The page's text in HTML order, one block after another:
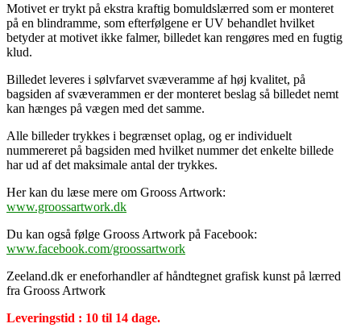
Motivet er trykt på ekstra kraftig bomuldslærred som er monteret
på en blindramme, som efterfølgene er UV behandlet hvilket
betyder at motivet ikke falmer, billedet kan rengøres med en fugtig
klud.
Billedet leveres i sølvfarvet svæveramme af høj kvalitet, på
bagsiden af svæverammen er der monteret beslag så billedet nemt
kan hænges på vægen med det samme.
Alle billeder trykkes i begrænset oplag, og er individuelt
nummereret på bagsiden med hvilket nummer det enkelte billede
har ud af det maksimale antal der trykkes.
Her kan du læse mere om Grooss Artwork:
www.groossartwork.dk
Du kan også følge Grooss Artwork på Facebook:
www.facebook.com/groossartwork
Zeeland.dk er eneforhandler af håndtegnet grafisk kunst på lærred
fra Grooss Artwork
Leveringstid : 10 til 14 dage.